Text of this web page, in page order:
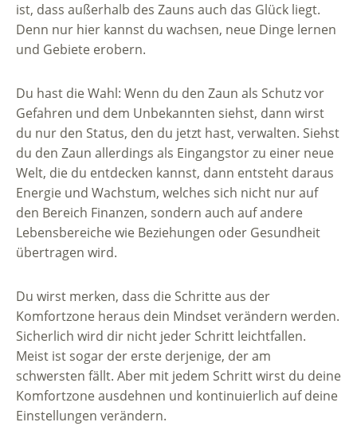
ist, dass außerhalb des Zauns auch das Glück liegt.
Denn nur hier kannst du wachsen, neue Dinge lernen
und Gebiete erobern.
Du hast die Wahl: Wenn du den Zaun als Schutz vor
Gefahren und dem Unbekannten siehst, dann wirst
du nur den Status, den du jetzt hast, verwalten. Siehst
du den Zaun allerdings als Eingangstor zu einer neue
Welt, die du entdecken kannst, dann entsteht daraus
Energie und Wachstum, welches sich nicht nur auf
den Bereich Finanzen, sondern auch auf andere
Lebensbereiche wie Beziehungen oder Gesundheit
übertragen wird.
Du wirst merken, dass die Schritte aus der
Komfortzone heraus dein Mindset verändern werden.
Sicherlich wird dir nicht jeder Schritt leichtfallen.
Meist ist sogar der erste derjenige, der am
schwersten fällt. Aber mit jedem Schritt wirst du deine
Komfortzone ausdehnen und kontinuierlich auf deine
Einstellungen verändern.